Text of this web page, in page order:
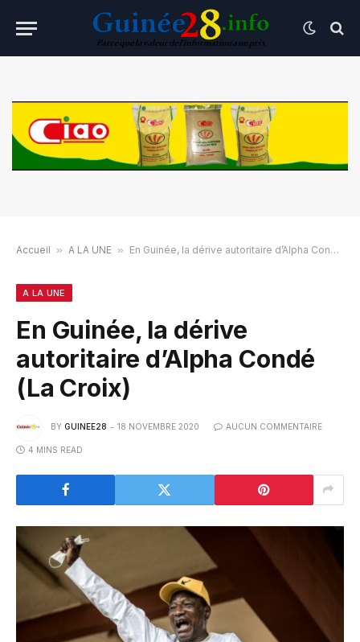
Accueil » A LA UNE » En Guinée, la dérive autoritaire d’Alpha Condé (La Croix)
A LA UNE
En Guinée, la dérive
autoritaire d’Alpha Condé
(La Croix)
BY GUINEE28 18 NOVEMBRE 2020 AUCUN COMMENTAIRE
4 MINS READ